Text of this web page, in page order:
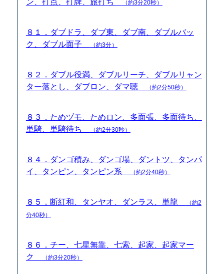
（約3分20秒）
８１．ダブドラ、ダブ東、ダブ南、ダブルバッ
ク、ダブル面子
（約3分）
８２．ダブル役満、ダブルリーチ、ダブルリャン
ター落とし、ダブロン、ダマ聴
（約2分50秒）
８３．ためヅモ、ためロン、多面張、多面待ち、
単騎、単騎待ち
（約2分30秒）
８４．ダンゴ積み、ダンゴ場、ダントツ、タンパ
イ、タンピン、タンピン系
（約2分40秒）
８５．断紅和、タンヤオ、ダンラス、単龍
（約2
分40秒）
８６．チー、七星無靠、七索、起家、起家マー
ク
（約3分20秒）